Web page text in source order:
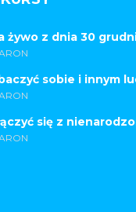
żywo z dnia 30
sobie i innym
się z